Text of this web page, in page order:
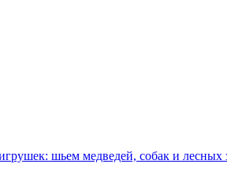
шьем медведей, собак и лесных